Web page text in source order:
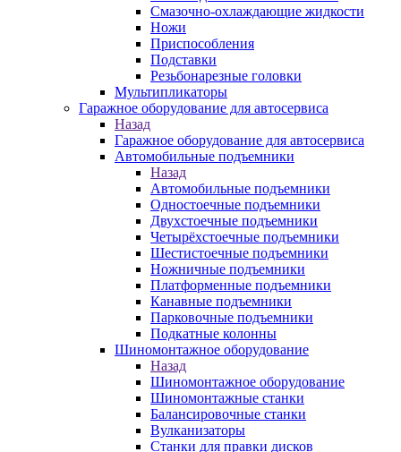
Смазочно-охлаждающие жидкости
Ножи
Приспособления
Подставки
Резьбонарезные головки
Мультипликаторы
Гаражное оборудование для автосервиса
Назад
Гаражное оборудование для автосервиса
Автомобильные подъемники
Назад
Автомобильные подъемники
Одностоечные подъемники
Двухстоечные подъемники
Четырёхстоечные подъемники
Шестистоечные подъемники
Ножничные подъемники
Платформенные подъемники
Канавные подъемники
Парковочные подъемники
Подкатные колонны
Шиномонтажное оборудование
Назад
Шиномонтажное оборудование
Шиномонтажные станки
Балансировочные станки
Вулканизаторы
Станки для правки дисков